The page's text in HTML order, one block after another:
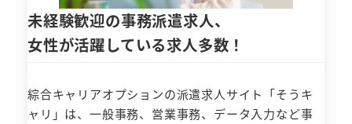
未経験歓迎の事務派遣求人、
女性が活躍している求人多数！
綜合キャリアオプションの派遣求人サイト「そうキ
ャリ」は、一般事務、営業事務、データ入力など事